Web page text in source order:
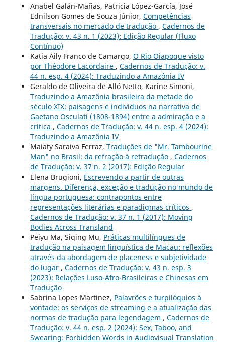
Anabel Galán-Mañas, Patricia López-García, José
Ednilson Gomes de Souza Júnior, Competências
transversais no mercado de tradução , Cadernos de
Tradução: v. 43 n. 1 (2023): Edição Regular (Fluxo
Contínuo)
Katia Aily Franco de Camargo, O Rio Oiapoque visto
por Théodore Lacordaire , Cadernos de Tradução: v.
44 n. esp. 4 (2024): Traduzindo a Amazônia IV
Geraldo de Oliveira de Alló Netto, Karine Simoni,
Traduzindo a Amazônia brasileira da metade do
século XIX: paisagens e indivíduos na narrativa de
Gaetano Osculati (1808-1894) entre a admiração e a
crítica , Cadernos de Tradução: v. 44 n. esp. 4 (2024):
Traduzindo a Amazônia IV
Maiaty Saraiva Ferraz, Traduções de "Mr. Tambourine
Man" no Brasil: da refração à retradução , Cadernos
de Tradução: v. 37 n. 2 (2017): Edição Regular
Elena Brugioni, Escrevendo a partir de outras
margens. Diferença, exceção e tradução no mundo de
língua portuguesa: contrapontos entre
representações literárias e paradigmas críticos ,
Cadernos de Tradução: v. 37 n. 1 (2017): Moving
Bodies Across Transland
Peiyu Ma, Siqing Mu, Práticas multilíngues de
tradução na paisagem linguística de Macau: reflexões
através da abordagem de placeness e subjetividade
do lugar , Cadernos de Tradução: v. 43 n. esp. 3
(2023): Relações Luso-Afro-Brasileiras e Chinesas em
Tradução
Sabrina Lopes Martinez, Palavrões e turpilóquios à
vontade: os serviços de streaming e a atualização das
normas de tradução para legendagem , Cadernos de
Tradução: v. 44 n. esp. 2 (2024): Sex, Taboo, and
Swearing: Forbidden Words in Audiovisual Translation